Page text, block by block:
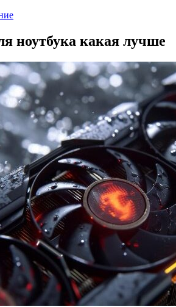
ноутбука какая лучше